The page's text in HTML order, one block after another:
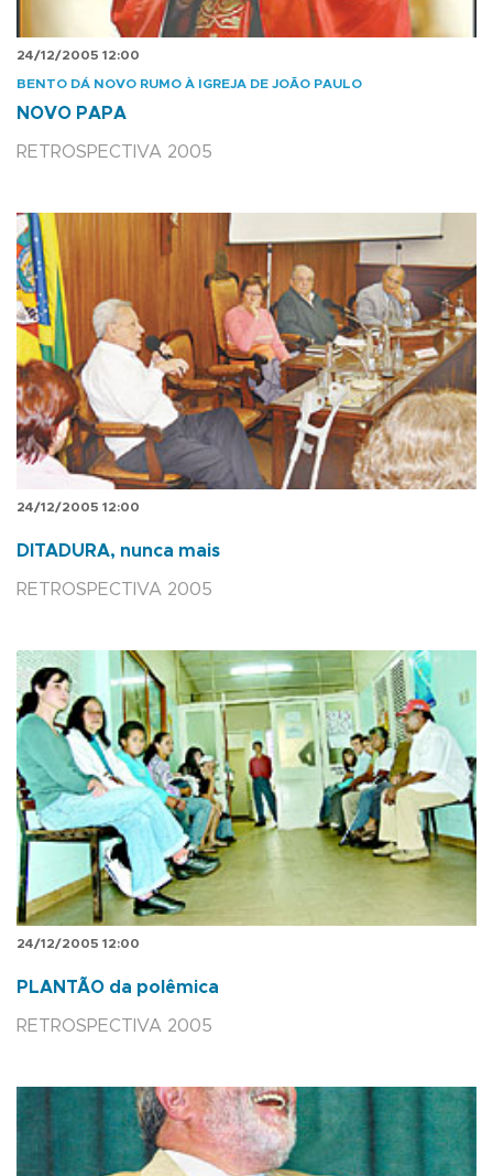
24/12/2005 12:00
BENTO DÁ NOVO RUMO À IGREJA DE JOÃO PAULO
NOVO PAPA
RETROSPECTIVA 2005
24/12/2005 12:00
DITADURA, nunca mais
RETROSPECTIVA 2005
24/12/2005 12:00
PLANTÃO da polêmica
RETROSPECTIVA 2005